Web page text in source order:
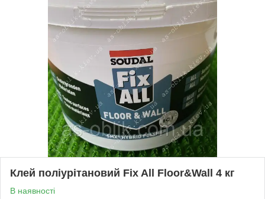
Клей поліурітановий Fix All Floor&Wall 4 кг
В наявності